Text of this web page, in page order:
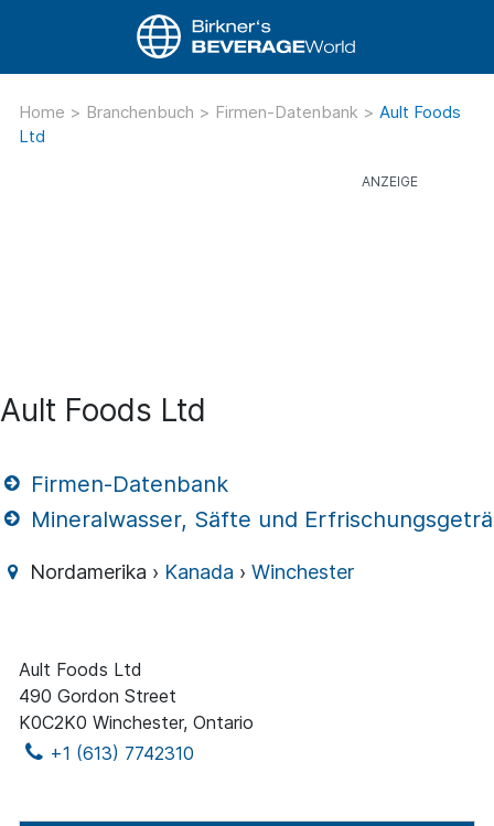
Home > Branchenbuch > Firmen-Datenbank > Ault Foods
Ltd
Ault Foods Ltd
Firmen-Datenbank
Mineralwasser, Säfte und
Nordamerika › Kanada ›Winchester
Ault Foods Ltd
490 Gordon Street
K0C2K0 Winchester, Ontario
+1 (613) 7742310